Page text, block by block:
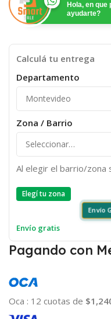
Hola, en que
ayudarte?
Calculá tu entrega
Departamento
Zona / Barrio
Al elegir el barrio/zona
Elegí tu zona
Envío
Envío gratis
Pagando con
Oca : 12 cuotas de